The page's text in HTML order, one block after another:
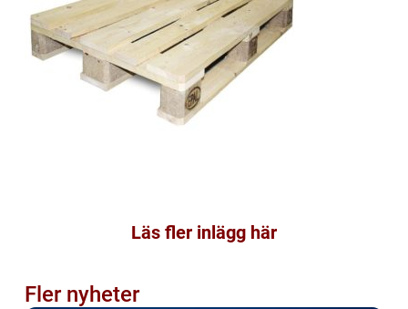
Läs fler inlägg här
Fler nyheter